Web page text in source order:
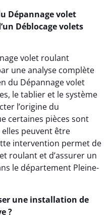
Dépannage volet
Déblocage volets
volet roulant
une analyse complète
du Dépannage volet
le tablier et le système
l’origine du
certaines pièces sont
peuvent être
intervention permet de
roulant et d’assurer un
le département Pleine-
une installation de
?